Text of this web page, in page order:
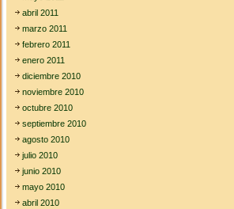
abril 2011
marzo 2011
febrero 2011
enero 2011
diciembre 2010
noviembre 2010
octubre 2010
septiembre 2010
agosto 2010
julio 2010
junio 2010
mayo 2010
abril 2010